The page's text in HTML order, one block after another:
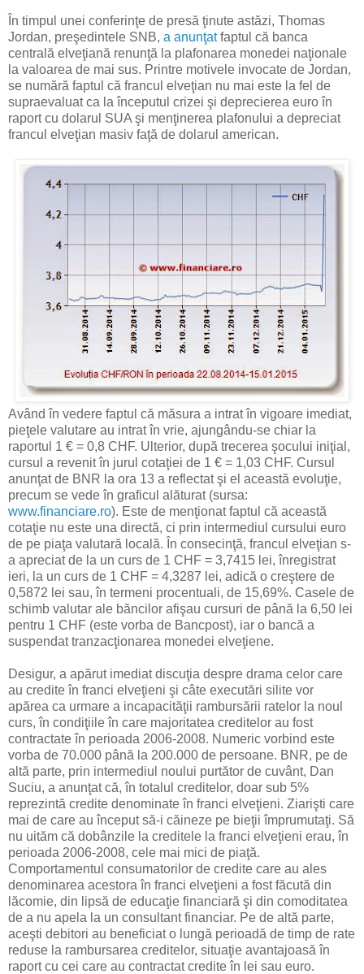
În timpul unei conferinţe de presă ţinute astăzi, Thomas
Jordan, preşedintele SNB, a anunţatfaptul că banca
centrală elveţiană renunţă la plafonarea monedei naţionale
la valoarea de mai sus. Printre motivele invocate de Jordan,
se numără faptul că francul elveţian nu mai este la fel de
supraevaluat ca la începutul crizei şi deprecierea euro în
raport cu dolarul SUA şi menţinerea plafonului a depreciat
francul elveţian masiv faţă de dolarul american.
Având în vedere faptul că măsura a intrat în vigoare imediat,
pieţele valutare au intrat în vrie, ajungându-se chiar la
raportul 1 € = 0,8 CHF. Ulterior, după trecerea şocului iniţial,
cursul a revenit în jurul cotaţiei de 1 € = 1,03 CHF. Cursul
anunţat de BNR la ora 13 a reflectat şi el această evoluţie,
precum se vede în graficul alăturat (sursa:
www.financiare.ro). Este de menţionat faptul că această
cotaţie nu este una directă, ci prin intermediul cursului euro
de pe piaţa valutară locală. În consecinţă, francul elveţian s-
a apreciat de la un curs de 1 CHF = 3,7415 lei, înregistrat
ieri, la un curs de 1 CHF = 4,3287 lei, adică o creştere de
0,5872 lei sau, în termeni procentuali, de 15,69%. Casele de
schimb valutar ale băncilor afişau cursuri de până la 6,50 lei
pentru 1 CHF (este vorba de Bancpost), iar o bancă a
suspendat tranzacţionarea monedei elveţiene.
Desigur, a apărut imediat discuţia despre drama celor care
au credite în franci elveţieni şi câte executări silite vor
apărea ca urmare a incapacităţii rambursării ratelor la noul
curs, în condiţiile în care majoritatea creditelor au fost
contractate în perioada 2006-2008. Numeric vorbind este
vorba de 70.000 până la 200.000 de persoane. BNR, pe de
altă parte, prin intermediul noului purtător de cuvânt, Dan
Suciu, a anunţat că, în totalul creditelor, doar sub 5%
reprezintă credite denominate în franci elveţieni. Ziarişti care
mai de care au început să-i căineze pe bieţii împrumutaţi. Să
nu uităm că dobânzile la creditele la franci elveţieni erau, în
perioada 2006-2008, cele mai mici de piaţă.
Comportamentul consumatorilor de credite care au ales
denominarea acestora în franci elveţieni a fost făcută din
lăcomie, din lipsă de educaţie financiară şi din comoditatea
de a nu apela la un consultant financiar. Pe de altă parte,
aceşti debitori au beneficiat o lungă perioadă de timp de rate
reduse la rambursarea creditelor, situaţie avantajoasă în
raport cu cei care au contractat credite în lei sau euro.